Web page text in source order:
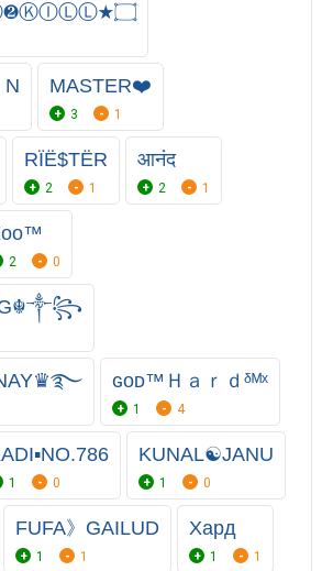
۝★ⒷⓄⓇⓃ❷ⓀⒾⓁⓁ★۝
N MASTER❤️
3 1
RÏË$TËR
2 1
आनंद
2 1
2 0
ɢᴏᴅ™Ｈａｒｄᵟᴹˣ
1 4
1 0
KUNAL☯️JANU
1 0
FUFA》GAILUD
1 1
Хард
1 1